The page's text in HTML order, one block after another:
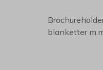
blanketter